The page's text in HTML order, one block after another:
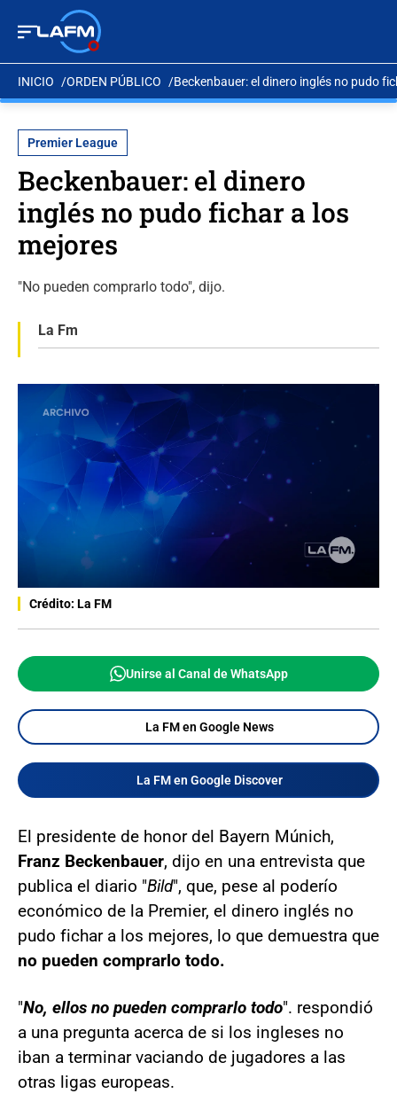
INICIO ORDEN PÚBLICO Beckenbauer: el dinero inglés no pudo
Premier League
Beckenbauer: el dinero
inglés no pudo fichar a los
mejores
"No pueden comprarlo todo", dijo.
La Fm
Crédito: La FM
Unirse al Canal de WhatsApp
La FM en Google News
La FM en Google Discover
El presidente de honor del Bayern Múnich,
Franz Beckenbauer, dijo en una entrevista que
publica el diario "Bild", que, pese al poderío
económico de la Premier, el dinero inglés no
pudo fichar a los mejores, lo que demuestra que
no pueden comprarlo todo.
"No, ellos no pueden comprarlo todo". respondió
a una pregunta acerca de si los ingleses no
iban a terminar vaciando de jugadores a las
otras ligas europeas.